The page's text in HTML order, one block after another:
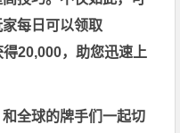
每日可以领取
20,000，助您迅速上
全球的牌手们一起切